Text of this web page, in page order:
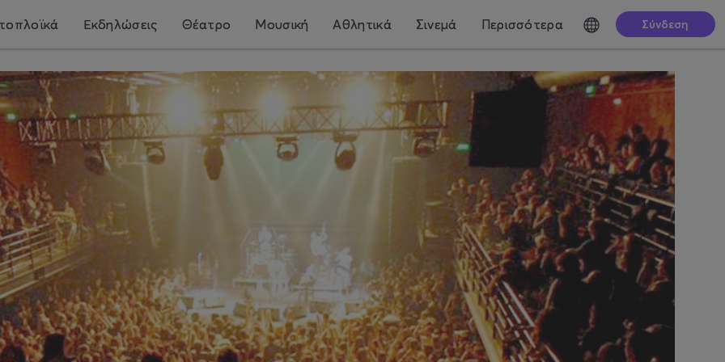
Εκδηλώσεις Θέατρο Μουσική Αθλητικά Σινεμά Περισσότερα Σύνδεση